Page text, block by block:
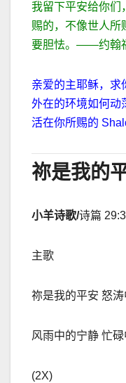
我留下平安给你们
赐的，不像世人所
要胆怯。 ——约翰
亲爱的主耶稣，求
外在的环境如何动
活在你所赐的
祢是我的
小羊诗歌/诗篇
主歌
祢是我的平安 怒
风雨中的宁静 忙
(2X)